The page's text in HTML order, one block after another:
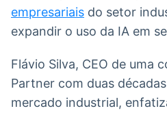
empresariais do setor
expandir o uso da IA em
Flávio Silva, CEO de uma
Partner com duas
mercado industrial,